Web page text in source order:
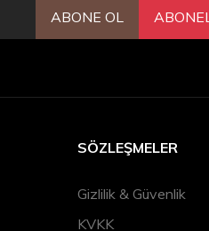
ABONE OL
SÖZLEŞMELER
Gizlilik & Güvenlik
KVKK